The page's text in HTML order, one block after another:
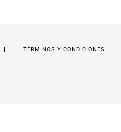
TÉRMINOS Y CONDICIONES